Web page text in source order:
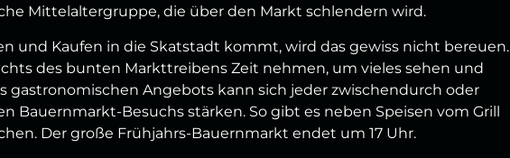
Mittelaltergruppe, die über den Markt schlendern wird.
und Kaufen in die Skatstadt kommt, wird das gewiss nicht bereuen.
des bunten Markttreibens Zeit nehmen, um vieles sehen und
gastronomischen Angebots kann sich jeder zwischendurch oder
Bauernmarkt-Besuchs stärken. So gibt es neben Speisen vom Grill
Der große Frühjahrs-Bauernmarkt endet um 17 Uhr.